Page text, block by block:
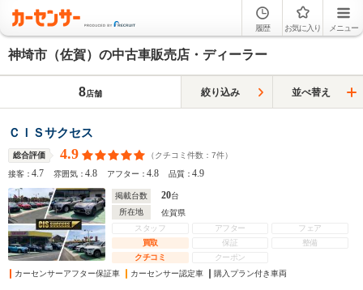
履歴 お気に入り メニュー
神埼市（佐賀）の中古車販売店・ディーラー
8店舗 絞り込み 並べ替え
ＣＩＳサクセス
総合評価 4.9 （クチコミ件数： 7件）
接客：4.7 雰囲気：4.8 アフター：4.8 品質：4.9
掲載台数 20台
所在地
佐賀県
スタッフ
アフター
フェア
買取
保証
整備
クチコミ
クーポン
カーセンサーアフター保証車
カーセンサー認定車 購入プラン付き車両